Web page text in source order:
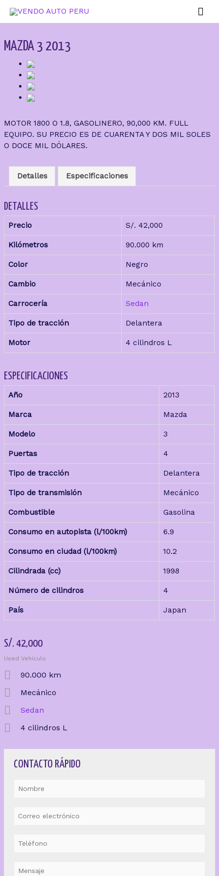
MAZDA 3 2013
MOTOR 1800 O 1.8, GASOLINERO, 90,000 KM. FULL
EQUIPO. SU PRECIO ES DE CUARENTA Y DOS MIL SOLES
O DOCE MIL DÓLARES.
Detalles Especificaciones
DETALLES
Precio S/. 42,000
Kilómetros 90.000 km
Color Negro
Cambio Mecánico
Carrocería Sedan
Tipo de tracción Delantera
Motor 4 cilindros L
ESPECIFICACIONES
Año 2013
Marca Mazda
Modelo 3
Puertas 4
Tipo de tracción Delantera
Tipo de transmisión Mecánico
Combustible Gasolina
Consumo en autopista (l/100km) 6.9
Consumo en ciudad (l/100km) 10.2
Cilindrada (cc) 1998
Número de cilindros 4
País Japan
S/. 42,000
Used Vehículo
90.000 km
Mecánico
Sedan
4 cilindros L
CONTACTO RÁPIDO